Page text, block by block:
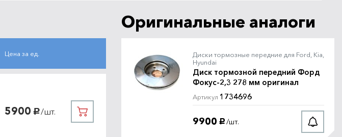
Цена за ед.
5900 руб./шт.
Оригинальные аналоги
Диски тормозные передние для Ford, Kia,
Hyundai
Диск тормозной передний Форд
Фокус-2,3 278 мм оригинал
Артикул 1734696
9900 руб. /шт.